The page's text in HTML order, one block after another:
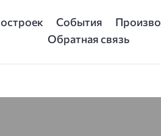
События
Обратная связь